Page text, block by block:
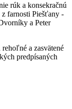
rúk a konsekračnú
farnosti Piešťany -
a Peter
a zasvätené
predpísaných